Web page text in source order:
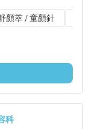
顏萃 / 童顏針
科